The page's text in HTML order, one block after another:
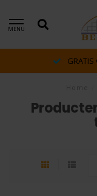
MENU